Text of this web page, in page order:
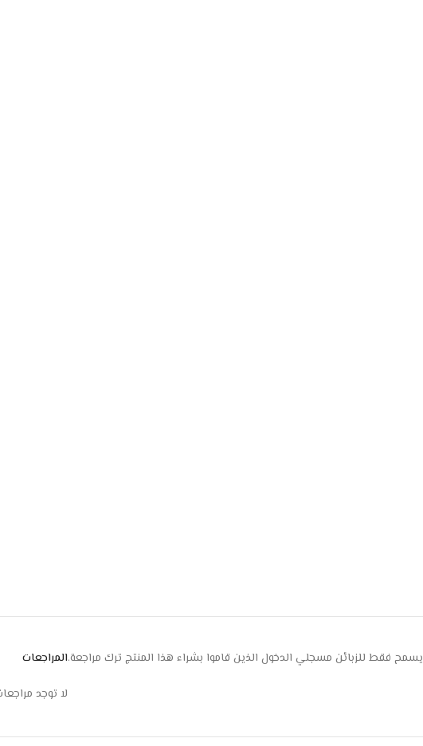
المراجعات
لا توجد
يسمح فقط للزبائن مسجلي الدخول الذين قاموا بشراء هذا المنتج ترك مراجعة.